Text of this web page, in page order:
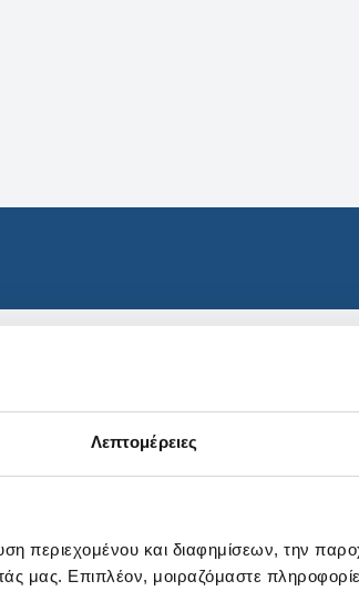
Λεπτομέρειες
περιεχομένου και διαφημίσεων, την
μας. Επιπλέον, μοιραζόμαστε
προϊόντα με